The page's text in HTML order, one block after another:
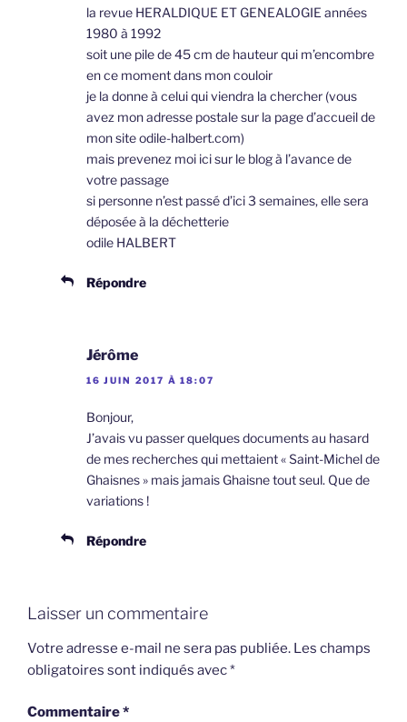
la revue HERALDIQUE ET GENEALOGIE années
1980 à 1992
soit une pile de 45 cm de hauteur qui m’encombre
en ce moment dans mon couloir
je la donne à celui qui viendra la chercher (vous
avez mon adresse postale sur la page d’accueil de
mon site odile-halbert.com)
mais prevenez moi ici sur le blog à l’avance de
votre passage
si personne n’est passé d’ici 3 semaines, elle sera
déposée à la déchetterie
odile HALBERT
Répondre
Jérôme
16 JUIN 2017 À 18:07
Bonjour,
J’avais vu passer quelques documents au hasard
de mes recherches qui mettaient « Saint-Michel de
Ghaisnes » mais jamais Ghaisne tout seul. Que de
variations !
Répondre
Laisser un commentaire
Votre adresse e-mail ne sera pas publiée. Les champs
obligatoires sont indiqués avec*
Commentaire*